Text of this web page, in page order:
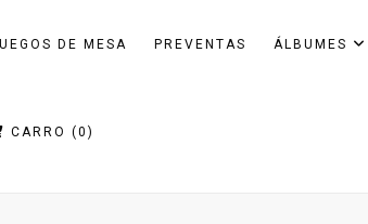
DE MESA PREVENTAS ÁLBUMES
CARRO (0 )